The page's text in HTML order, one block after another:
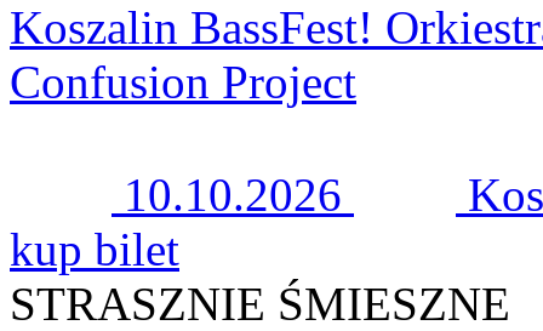
Koszalin BassFest!
Confusion Project
10.10.2026
kup bilet
STRASZNIE ŚMIESZNE